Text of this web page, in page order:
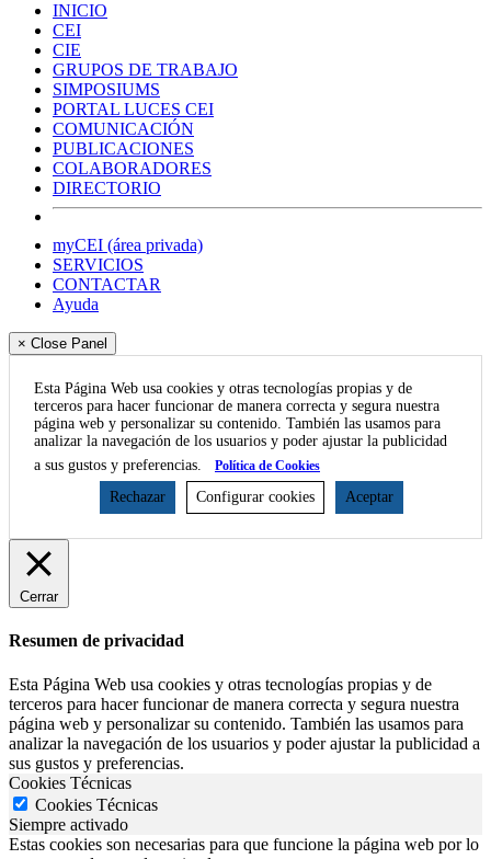
INICIO
CEI
CIE
GRUPOS DE TRABAJO
SIMPOSIUMS
PORTAL LUCES CEI
COMUNICACIÓN
PUBLICACIONES
COLABORADORES
DIRECTORIO
myCEI (área privada)
SERVICIOS
CONTACTAR
Ayuda
× Close Panel
Esta Página Web usa cookies y otras tecnologías propias y de
terceros para hacer funcionar de manera correcta y segura nuestra
página web y personalizar su contenido. También las usamos para
analizar la navegación de los usuarios y poder ajustar la publicidad
a sus gustos y preferencias.
Política de Cookies
Rechazar Configurar cookies Aceptar
Cerrar
Resumen de privacidad
Esta Página Web usa cookies y otras tecnologías propias y de
terceros para hacer funcionar de manera correcta y segura nuestra
página web y personalizar su contenido. También las usamos para
analizar la navegación de los usuarios y poder ajustar la publicidad a
sus gustos y preferencias.
Cookies Técnicas
Cookies Técnicas
Siempre activado
Estas cookies son necesarias para que funcione la página web por lo